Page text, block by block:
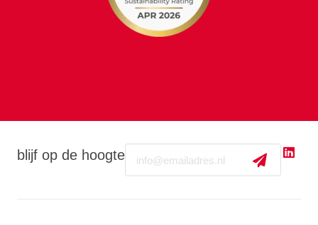
blijf op de hoogte